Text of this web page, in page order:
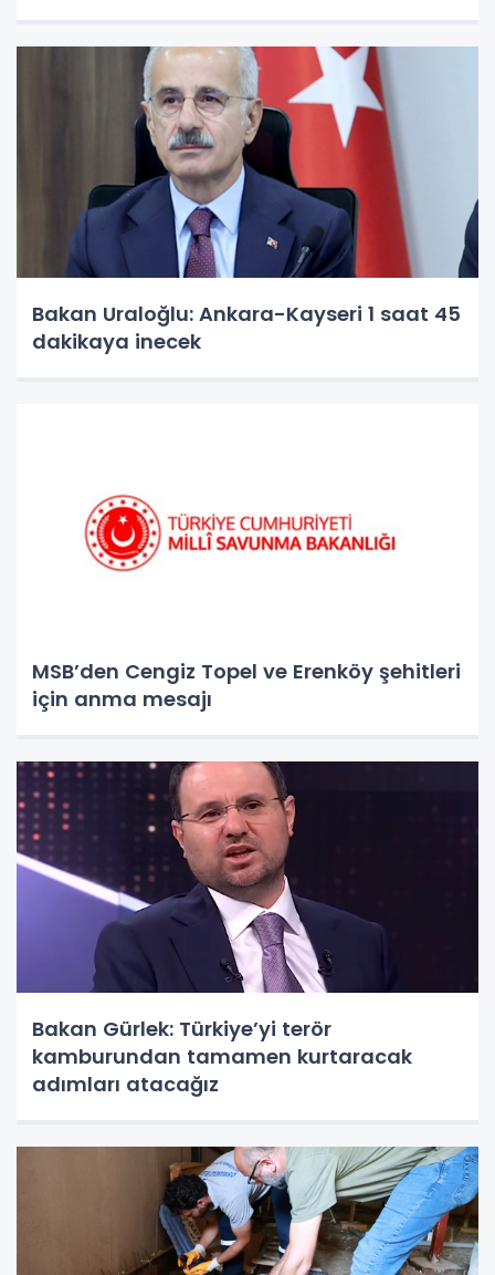
Bakan Uraloğlu: Ankara-Kayseri 1 saat 45
dakikaya inecek
MSB’den Cengiz Topel ve Erenköy şehitleri
için anma mesajı
Bakan Gürlek: Türkiye’yi terör
kamburundan tamamen kurtaracak
adımları atacağız